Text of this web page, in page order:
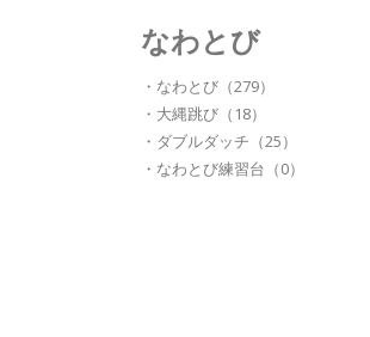
なわとび
・なわとび（279）
・大縄跳び（18）
・ダブルダッチ（25）
・なわとび練習台（0）